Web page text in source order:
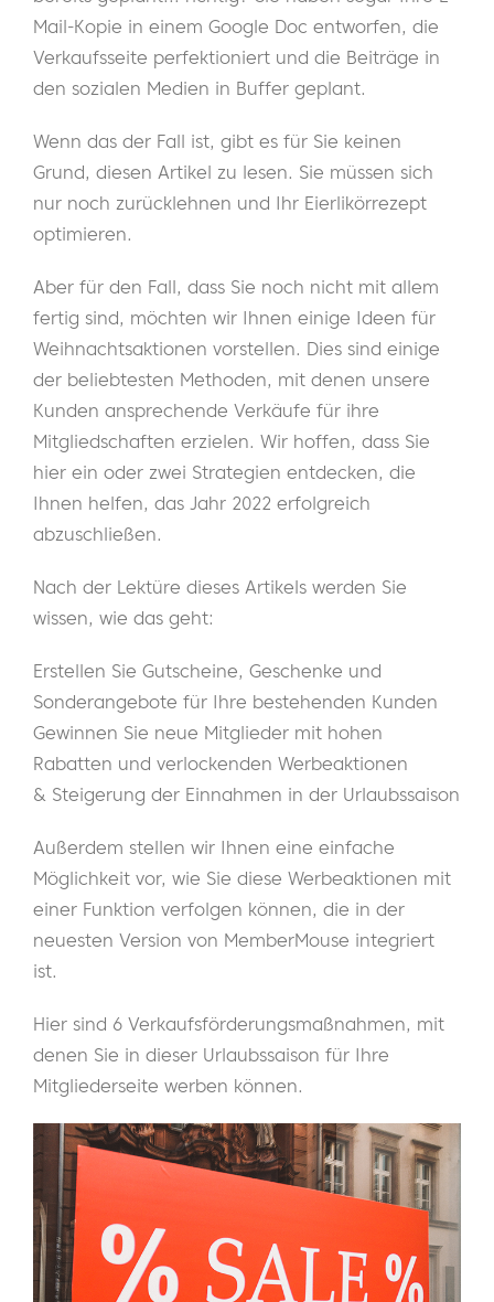
Mail-Kopie in einem Google Doc entworfen, die
Verkaufsseite perfektioniert und die Beiträge in
den sozialen Medien in Buffer geplant.
Wenn das der Fall ist, gibt es für Sie keinen
Grund, diesen Artikel zu lesen. Sie müssen sich
nur noch zurücklehnen und Ihr Eierlikörrezept
optimieren.
Aber für den Fall, dass Sie noch nicht mit allem
fertig sind, möchten wir Ihnen einige Ideen für
Weihnachtsaktionen vorstellen. Dies sind einige
der beliebtesten Methoden, mit denen unsere
Kunden ansprechende Verkäufe für ihre
Mitgliedschaften erzielen. Wir hoffen, dass Sie
hier ein oder zwei Strategien entdecken, die
Ihnen helfen, das Jahr 2022 erfolgreich
abzuschließen.
Nach der Lektüre dieses Artikels werden Sie
wissen, wie das geht:
Erstellen Sie Gutscheine, Geschenke und
Sonderangebote für Ihre bestehenden Kunden
Gewinnen Sie neue Mitglieder mit hohen
Rabatten und verlockenden Werbeaktionen
& Steigerung der Einnahmen in der Urlaubssaison
Außerdem stellen wir Ihnen eine einfache
Möglichkeit vor, wie Sie diese Werbeaktionen mit
einer Funktion verfolgen können, die in der
neuesten Version von MemberMouse integriert
ist.
Hier sind 6 Verkaufsförderungsmaßnahmen, mit
denen Sie in dieser Urlaubssaison für Ihre
Mitgliederseite werben können.